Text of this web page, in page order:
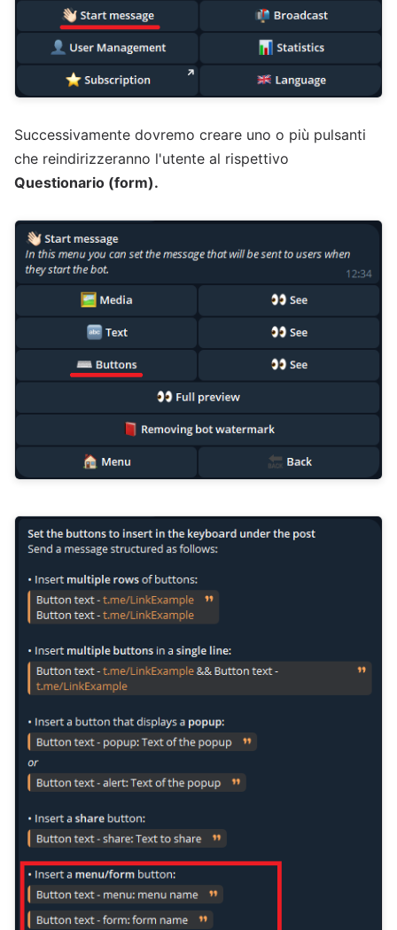
Successivamente dovremo creare uno o più pulsanti
che reindirizzeranno l'utente al rispettivo
Questionario (form).